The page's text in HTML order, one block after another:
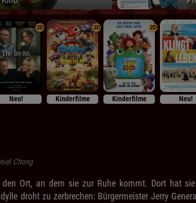
2D
Neu!
2D
Kinderfilme
2D
Kinderfilme Neu!
Chong
Ort, an dem sie zur Ruhe kommt. Dort hat
droht zu zerbrechen: Bürgermeister Jerry